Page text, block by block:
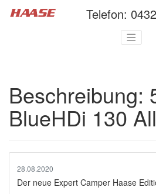
Telefon:
Beschreibung:
BlueHDi 130
28.08.2020
Der neue Expert Camper Haase